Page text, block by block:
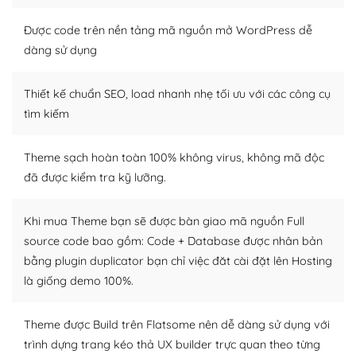
Nếu bạn có các kỹ thuật cơ bản với một theme được
thiết kế tốt, bạn có thể tự sửa đổi. Nếu không bạn có thể
Dễ dàng tùy chỉnh trên WordPress
WordPress là nơi lưu trữ cho một diễn đàn cộng đồng
khổng lồ được kiểm duyệt bởi các nhân viên và những
Nếu bạn gặp khó khăn, bạn có thể lên mạng và tìm
kiếm những cộng đồng WordPress, họ sẽ giúp bạn trả
lời, giải đáp vấn đề của bạn.
– Đa dạng plugin và themes
Được code trên nền tảng mã nguồn mở WordPress dễ
dàng sử dụng
Thiết kế chuẩn SEO, load nhanh nhẹ tối ưu với các công cụ
tìm kiếm
Theme sạch hoàn toàn 100% không virus, không mã độc
đã được kiểm tra kỹ lưỡng.
Khi mua Theme bạn sẽ được bàn giao mã nguồn Full
source code bao gồm: Code + Database được nhân bản
bằng plugin duplicator bạn chỉ việc đăt cài đặt lên Hosting
là giống demo 100%.
Theme được Build trên Flatsome nên dễ dàng sử dụng với
trình dựng trang kéo thả UX builder trực quan theo từng